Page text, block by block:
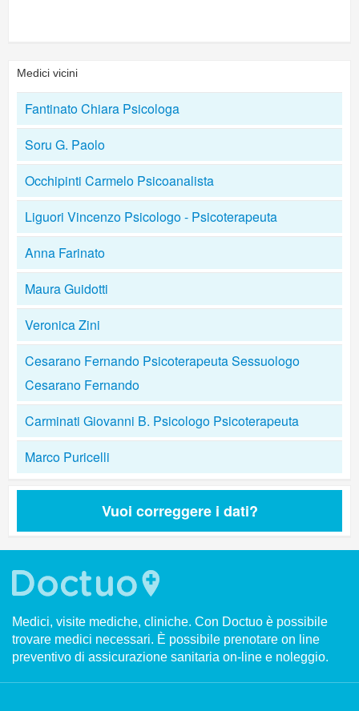
Medici vicini
Fantinato Chiara Psicologa
Soru G. Paolo
Occhipinti Carmelo Psicoanalista
Liguori Vincenzo Psicologo - Psicoterapeuta
Anna Farinato
Maura Guidotti
Veronica Zini
Cesarano Fernando Psicoterapeuta Sessuologo
Cesarano Fernando
Carminati Giovanni B. Psicologo Psicoterapeuta
Marco Puricelli
Vuoi correggere i dati?
Medici, visite mediche, cliniche. Con Doctuo è possibile
trovare medici necessari. È possibile prenotare on line
preventivo di assicurazione sanitaria on-line e noleggio.